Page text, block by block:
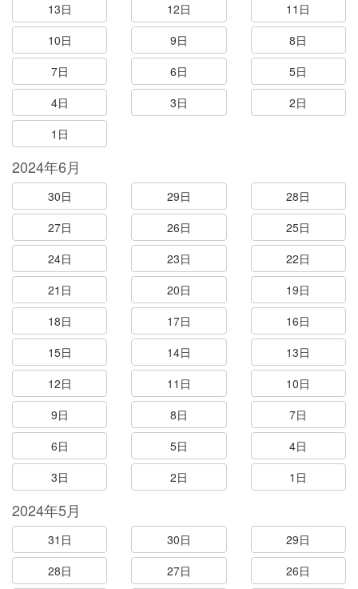
13日
12日
11日
10日
9日
8日
7日
6日
5日
4日
3日
2日
1日
2024年6月
30日 29日
28日
27日
26日
25日
24日
23日
22日
21日
20日
19日
18日
17日
16日
15日
14日
13日
12日
11日
10日
9日
8日
7日
6日
5日
4日
3日
2日 1日
2024年5月
31日 30日
29日
28日
27日
26日